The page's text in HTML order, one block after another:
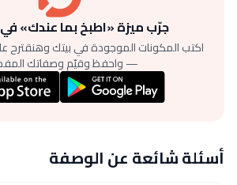
جرّب ميزة «اطبخ بما عندك»
اكتب المكونات الموجودة في بيتك وهنقترح
— واحفظ وقيّم وصفاتك
أسئلة شائعة عن الوصفة